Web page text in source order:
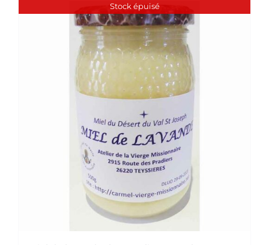
Stock épuisé